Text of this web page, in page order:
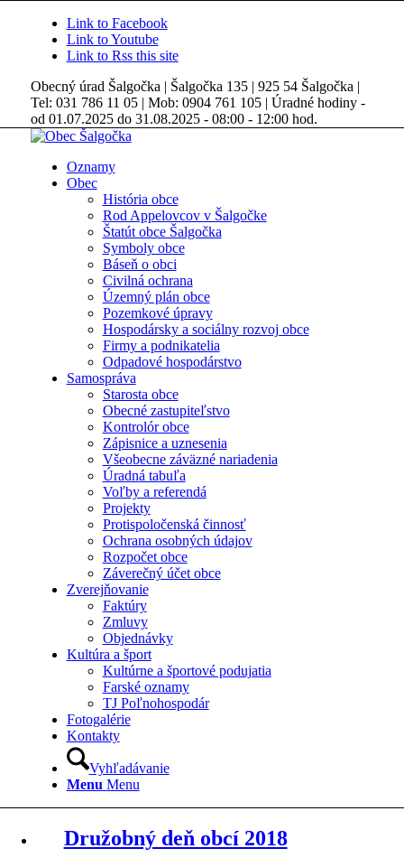
Link to Facebook
Link to Youtube
Link to Rss this site
Obecný úrad Šalgočka | Šalgočka 135 | 925 54 Šalgočka |
Tel: 031 786 11 05 | Mob: 0904 761 105 | Úradné hodiny -
od 01.07.2025 do 31.08.2025 - 08:00 - 12:00 hod.
Oznamy
Obec
História obce
Rod Appelovcov v Šalgočke
Štatút obce Šalgočka
Symboly obce
Báseň o obci
Civilná ochrana
Územný plán obce
Pozemkové úpravy
Hospodársky a sociálny rozvoj obce
Firmy a podnikatelia
Odpadové hospodárstvo
Samospráva
Starosta obce
Obecné zastupiteľstvo
Kontrolór obce
Zápisnice a uznesenia
Všeobecne záväzné nariadenia
Úradná tabuľa
Voľby a referendá
Projekty
Protispoločenská činnosť
Ochrana osobných údajov
Rozpočet obce
Záverečný účet obce
Zverejňovanie
Faktúry
Zmluvy
Objednávky
Kultúra a šport
Kultúrne a športové podujatia
Farské oznamy
TJ Poľnohospodár
Fotogalérie
Kontakty
Vyhľadávanie
Menu Menu
Družobný deň obcí 2018